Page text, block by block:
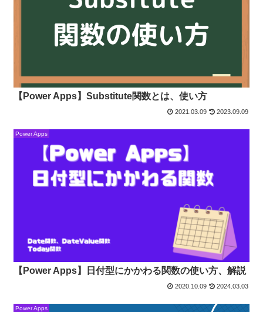
【Power Apps】Substitute関数とは、使い方
2021.03.09 2023.09.09
Power Apps
【Power Apps】日付型にかかわる関数の使い方、解説
2020.10.09 2024.03.03
Power Apps